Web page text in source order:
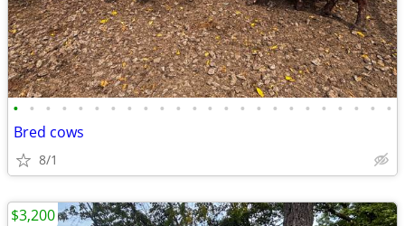
• • • • • • • • • • • • • • • • • • • • • • • •
Bred cows
8/1
$3,200